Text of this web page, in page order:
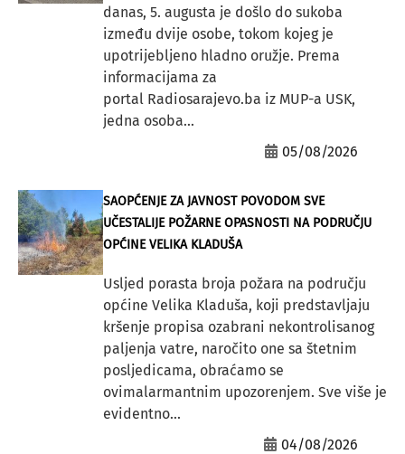
danas, 5. augusta je došlo do sukoba
između dvije osobe, tokom kojeg je
upotrijebljeno hladno oružje. Prema
informacijama za
portal Radiosarajevo.ba iz MUP-a USK,
jedna osoba...
05/08/2026
SAOPĆENJE ZA JAVNOST POVODOM SVE
UČESTALIJE POŽARNE OPASNOSTI NA PODRUČJU
OPĆINE VELIKA KLADUŠA
Usljed porasta broja požara na području
općine Velika Kladuša, koji predstavljaju
kršenje propisa ozabrani nekontrolisanog
paljenja vatre, naročito one sa štetnim
posljedicama, obraćamo se
ovimalarmantnim upozorenjem. Sve više je
evidentno...
04/08/2026